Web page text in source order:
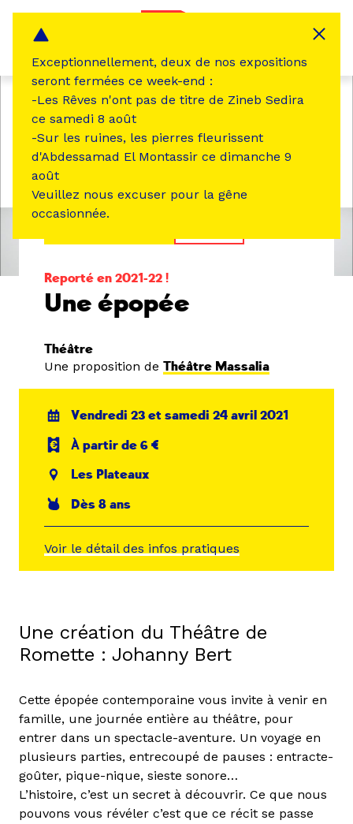
Reporté en 2021-22 !
Une épopée
Théâtre
Une proposition de Théâtre Massalia
Vendredi 23 et samedi 24 avril 2021
À partir de 6 €
Les Plateaux
Dès 8 ans
Voir le détail des infos pratiques
Une création du Théâtre de
Romette : Johanny Bert
Cette épopée contemporaine vous invite à venir en
famille, une journée entière au théâtre, pour
entrer dans un spectacle-aventure. Un voyage en
plusieurs parties, entrecoupé de pauses : entracte-
goûter, pique-nique, sieste sonore…
L’histoire, c’est un secret à découvrir. Ce que nous
pouvons vous révéler c’est que ce récit se passe
Exceptionnellement, deux de nos expositions
seront fermées ce week-end :
-Les Rêves n'ont pas de titre de Zineb Sedira
ce samedi 8 août
-Sur les ruines, les pierres fleurissent
d'Abdessamad El Montassir ce dimanche 9
août
Veuillez nous excuser pour la gêne
occasionnée.
Panneau de gestion des cookies